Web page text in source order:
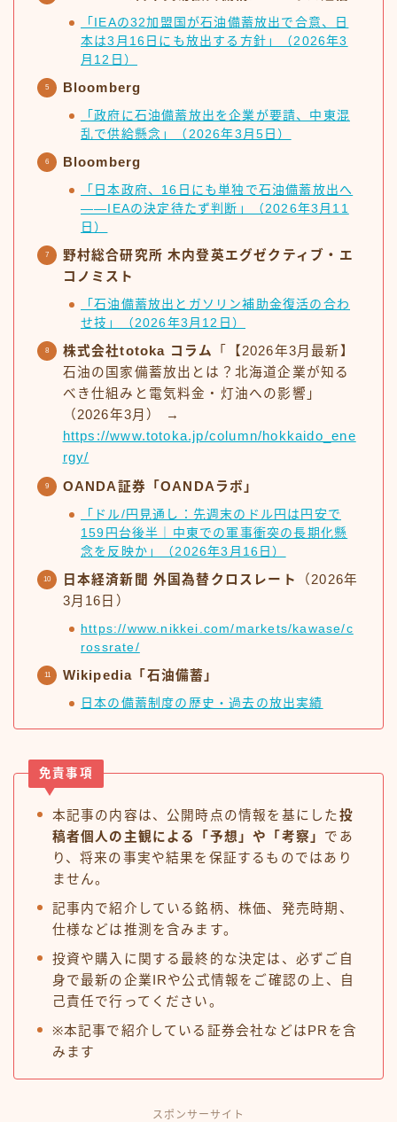
「IEAの32加盟国が石油備蓄放出で合意、日
本は3月16日にも放出する方針」（2026年3
月12日）
Bloomberg
「政府に石油備蓄放出を企業が要請、中東混
乱で供給懸念」（2026年3月5日）
Bloomberg
「日本政府、16日にも単独で石油備蓄放出へ
——IEAの決定待たず判断」（2026年3月11
日）
野村総合研究所 木内登英エグゼクティブ・エ
コノミスト
「石油備蓄放出とガソリン補助金復活の合わ
せ技」（2026年3月12日）
株式会社totoka コラム
「【2026年3月最新】
石油の国家備蓄放出とは？北海道企業が知る
べき仕組みと電気料金・灯油への影響」
（2026年3月） →
https://www.totoka.jp/column/hokkaido_ene
rgy/
OANDA証券「OANDAラボ」
「ドル/円見通し：先週末のドル円は円安で
159円台後半｜中東での軍事衝突の長期化懸
念を反映か」（2026年3月16日）
日本経済新聞 外国為替クロスレート
（2026年
3月16日）
https://www.nikkei.com/markets/kawase/c
rossrate/
Wikipedia「石油備蓄」
日本の備蓄制度の歴史・過去の放出実績
免責事項
本記事の内容は、公開時点の情報を基にした投
稿者個人の主観による「予想」や「考察」 であ
り、将来の事実や結果を保証するものではあり
ません。
記事内で紹介している銘柄、株価、発売時期、
仕様などは推測を含みます。
投資や購入に関する最終的な決定は、必ずご自
身で最新の企業IRや公式情報をご確認の上、自
己責任で行ってください。
※本記事で紹介している証券会社などはPRを含
みます
スポンサーサイト